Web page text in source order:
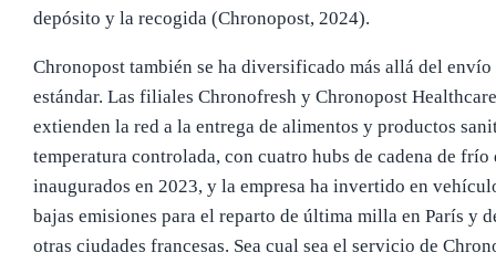
depósito y la recogida (Chronopost, 2024).
Chronopost también se ha diversificado más allá del envío
estándar. Las filiales Chronofresh y Chronopost Healthcare
extienden la red a la entrega de alimentos y productos
temperatura controlada, con cuatro hubs de cadena de frío
inaugurados en 2023, y la empresa ha invertido en
bajas emisiones para el reparto de última milla en París y
otras ciudades francesas. Sea cual sea el servicio de